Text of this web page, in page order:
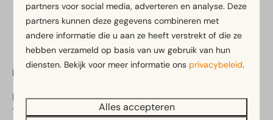
Veilig betalen
EuroParcs Woudhoeve
Driehuizerweg 8
1934 PR Egmond aan den Hoef
partners voor social media, adverteren en analyse. Deze
partners kunnen deze gegevens combineren met
andere informatie die u aan ze heeft verstrekt of die ze
hebben verzameld op basis van uw gebruik van hun
diensten. Bekijk voor meer informatie ons privacybeleid.
Alles accepteren